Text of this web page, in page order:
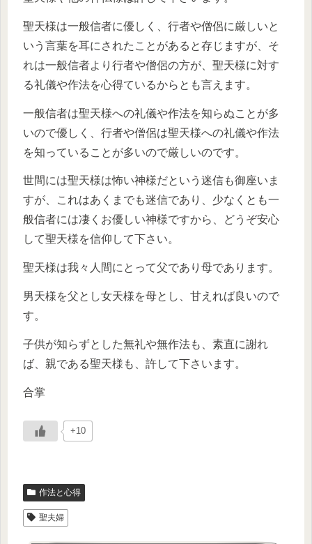
聖天様は一般信者に優しく、行者や僧侶に厳しいと
いう言葉を耳にされたことがあると存じますが、そ
れは一般信者より行者や僧侶の方が、聖天様に対す
る礼儀や作法を心得ているからとも言えます。
一般信者は聖天様への礼儀や作法を知らぬことが多
いので優しく、行者や僧侶は聖天様への礼儀や作法
を知っていることが多いので厳しいのです。
世間には聖天様は怖い神様だという迷信も御座いま
すが、これはあくまでも迷信であり、少なくとも一
般信者には凄くお優しい神様ですから、どうぞ安心
して聖天様を信仰して下さい。
聖天様は我々人間にとって父であり母であります。
男天様を父とし女天様を母とし、甘えれば良いので
す。
子供が知らずとした無礼や無作法も、素直に謝れ
ば、親である聖天様も、許して下さいます。
合掌
+10
作法と心得
聖夫婦